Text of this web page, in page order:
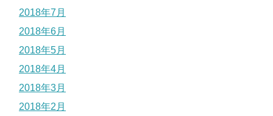
2018年7月
2018年6月
2018年5月
2018年4月
2018年3月
2018年2月